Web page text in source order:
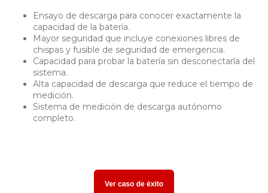
Ensayo de descarga para conocer exactamente la
capacidad de la batería.
Mayor seguridad que incluye conexiones libres de
chispas y fusible de seguridad de emergencia.
Capacidad para probar la batería sin desconectarla del
sistema.
Alta capacidad de descarga que reduce el tiempo de
medición.
Sistema de medición de descarga autónomo
completo.